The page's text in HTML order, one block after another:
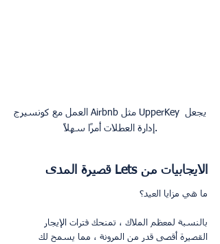
العمل مع كونسيرج Airbnb مثل UpperKey يجعل
الايجابيات من Lets قصيرة المدى
ما هي مزايا العيد؟
بالنسبة لمعظم الملاك ، تمنحك فترات الإيجار
القصيرة أقصى قدر من المرونة ، مما يسمح لك